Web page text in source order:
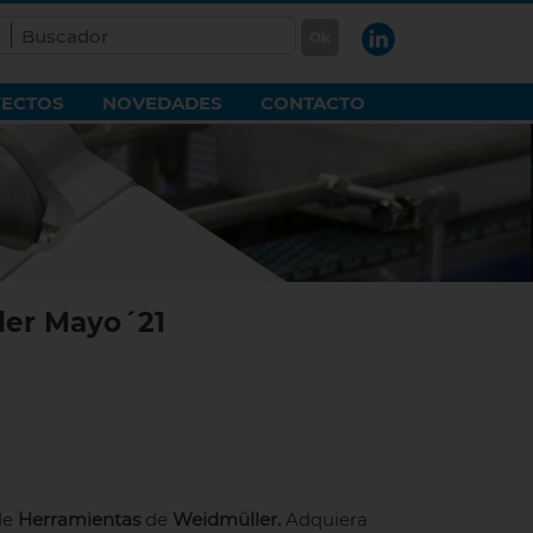
CONTACTO
NOVEDADES
Mayo´21
Herramientas de Weidmüller.Adquiera